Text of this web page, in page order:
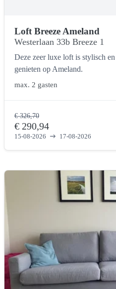
Loft Breeze Ameland
Westerlaan 33b Breeze 1
Deze zeer luxe loft is stylisch
genieten op Ameland.
max. 2 gasten
€ 326,70
€ 290,94
15-08-2026 17-08-2026